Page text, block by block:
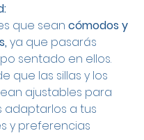
que sean cómodos y
ya que pasarás
sentado en ellos.
que las sillas y los
ajustables para
adaptarlos a tus
y preferencias